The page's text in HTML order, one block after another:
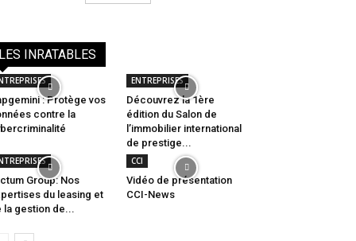
LES INRATABLES
: Protège vos
contre la
ENTREPRISES
Découvrez la 1ère
édition du Salon de
l’immobilier international
de prestige...
Group: Nos
du leasing et
la gestion de...
CCI
Vidéo de présentation
CCI-News